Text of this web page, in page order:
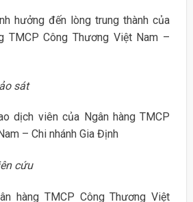
hưởng đến lòng trung thành của
TMCP Công Thương Việt Nam –
sát
dịch viên của Ngân hàng TMCP
– Chi nhánh Gia Định
cứu
hàng TMCP Công Thương Việt